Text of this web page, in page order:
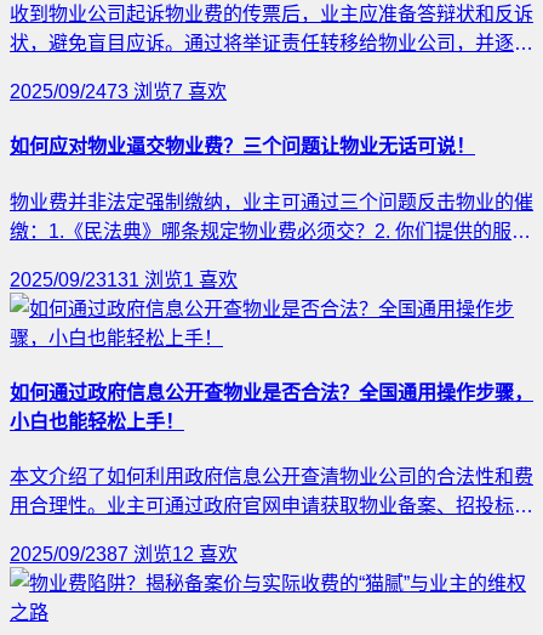
收到物业公司起诉物业费的传票后，业主应准备答辩状和反诉
状，避免盲目应诉。通过将举证责任转移给物业公司，并逐条
迫使其妥协。此外，申请司法鉴定验证服务质量与收费标准的
匹配，甚至可要求赔偿。此策略能有效应对物业费官司，提升
业主的主动权。
2025/09/2473 浏览7 喜欢
如何应对物业逼交物业费？三个问题让物业无话可说！
物业费并非法定强制缴纳，业主可通过三个问题反击物业的催
缴：1.《民法典》哪条规定物业费必须交？2. 你们提供的服务
绝支付不符合服务质量的物业费，甚至可通过法律途径维护权
益。
2025/09/23131 浏览1 喜欢
如何通过政府信息公开查物业是否合法？全国通用操作步骤，
小白也能轻松上手！
本文介绍了如何利用政府信息公开查清物业公司的合法性和费
用合理性。业主可通过政府官网申请获取物业备案、招投标及
网、实名注册、阅读信息公开指南、填写申请及分析结果。这
一方法简单易行，适合所有业主，有助于维护自身权益。
2025/09/2387 浏览12 喜欢